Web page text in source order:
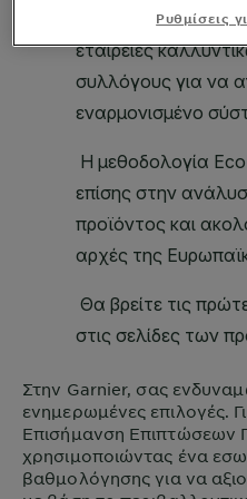
Στην Garnier, σας
ενημερωμένες επιλογές.
Επισήμανση Επιπτώσεων
χρησιμοποιώντας ένα
βαθμολόγησης για να
Ρυθμίσεις